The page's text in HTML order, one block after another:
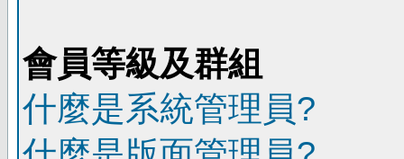
會員等級及群組
什麼是系統管理員?